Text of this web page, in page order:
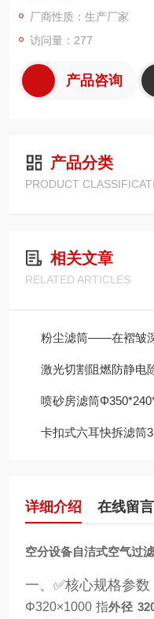
厂商性质：生产厂家
访问量：277
产品咨询
产品分类
PRODUCT
相关文章
RELATED ARTICLES
粉尘滤筒——在褶皱
激光切割阻燃防静电
喷砂房滤筒
卡扣式六耳快拆滤筒
详细介绍 在线留言
空分设备自洁式空气过
一、✅核心规格参数
Φ320×1000 指外径